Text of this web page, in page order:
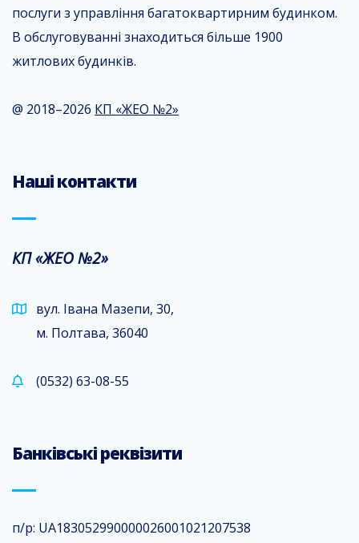
послуги з управління багатоквартирним будинком.
В обслуговуванні знаходиться більше 1900
житлових будинків.
@ 2018–2026 КП «ЖЕО №2»
Наші контакти
КП «ЖЕО №2»
вул. Івана Мазепи, 30,
м. Полтава, 36040
(0532) 63-08-55
Банківські реквізити
п/р: UA183052990000026001021207538